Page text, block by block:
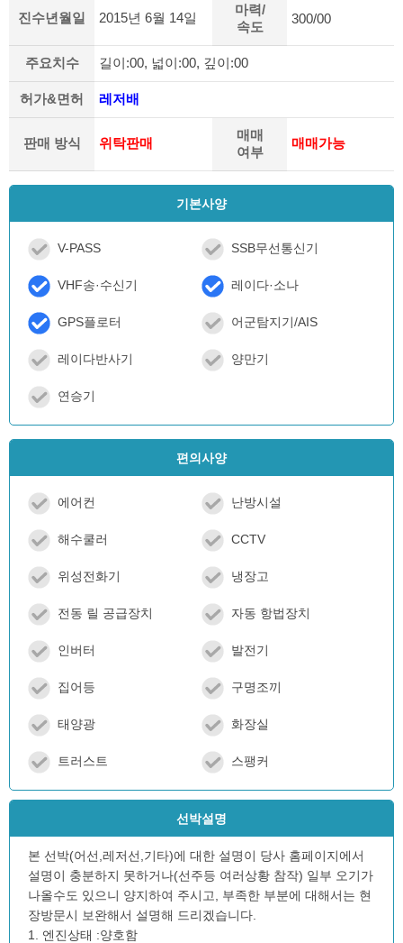
진수년월일 2015년 6월 14일
마력/
속도
300/00
주요치수 길이:00, 넓이:00, 깊이:00
허가&면허 레저배
판매 방식 위탁판매
매매
여부
매매가능
기본사양
V-PASS SSB무선통신기
VHF송·수신기 레이다·소나
GPS플로터 어군탐지기/AIS
레이다반사기 양만기
연승기
편의사양
에어컨 난방시설
해수쿨러 CCTV
위성전화기 냉장고
전동 릴 공급장치 자동 항법장치
인버터 발전기
집어등 구명조끼
태양광 화장실
트러스트 스팽커
선박설명
본 선박(어선,레저선,기타)에 대한 설명이 당사 홈페이지에서
설명이 충분하지 못하거나(선주등 여러상황 참작) 일부 오기가
나올수도 있으니 양지하여 주시고, 부족한 부분에 대해서는 현
장방문시 보완해서 설명해 드리겠습니다.
1. 엔진상태 :양호함